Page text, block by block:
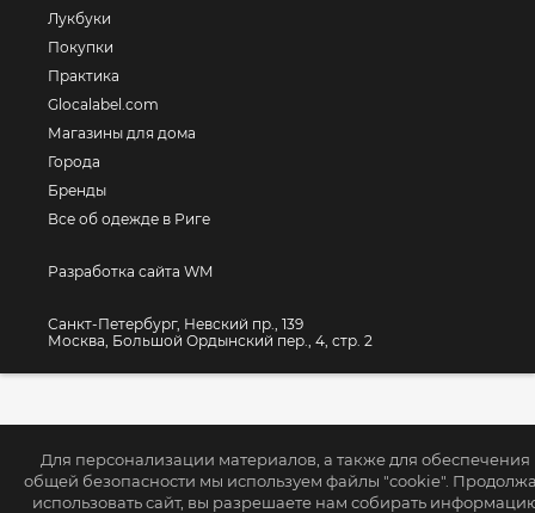
Для персонализации материалов, а также для обеспечения
общей безопасности мы используем файлы "cookie".
использовать сайт, вы разрешаете нам собирать
Лукбуки
Покупки
Практика
Glocalabel.com
Магазины для дома
Города
Бренды
Все об одежде в Риге
Разработка сайта WM
Санкт-Петербург, Невский пр., 139
Москва, Большой Ордынский пер., 4, стр. 2